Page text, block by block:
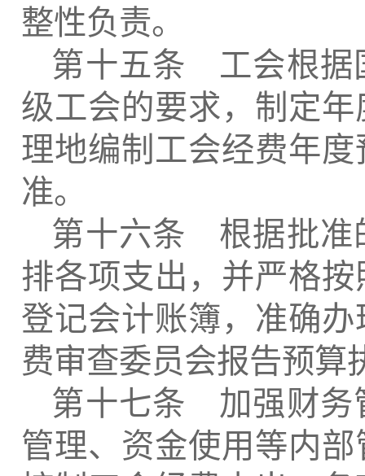
整性负责。
第十五条 工会根据
级工会的要求，制定
理地编制工会经费年
准。
第十六条 根据批准
排各项支出，并严格
登记会计账簿，准确
费审查委员会报告预算
第十七条 加强财务
管理、资金使用等内